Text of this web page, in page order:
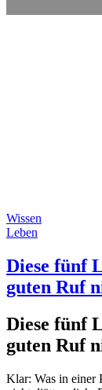
Wissen
Leben
Diese fünf
guten Ruf
Diese fünf
guten Ruf
Klar: Was in einer